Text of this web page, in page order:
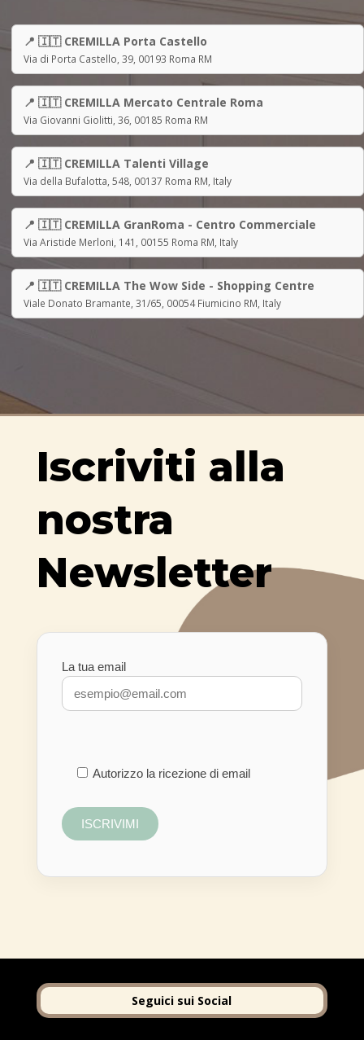
📍 🇮🇹 CREMILLA Porta Castello
Via di Porta Castello, 39, 00193 Roma RM
📍 🇮🇹 CREMILLA Mercato Centrale Roma
Via Giovanni Giolitti, 36, 00185 Roma RM
📍 🇮🇹 CREMILLA Talenti Village
Via della Bufalotta, 548, 00137 Roma RM, Italy
📍 🇮🇹 CREMILLA GranRoma - Centro Commerciale
Via Aristide Merloni, 141, 00155 Roma RM, Italy
📍 🇮🇹 CREMILLA The Wow Side - Shopping Centre
Viale Donato Bramante, 31/65, 00054 Fiumicino RM, Italy
Iscriviti alla
nostra
Newsletter
La tua email
Autorizzo la ricezione di email
Seguici sui Social